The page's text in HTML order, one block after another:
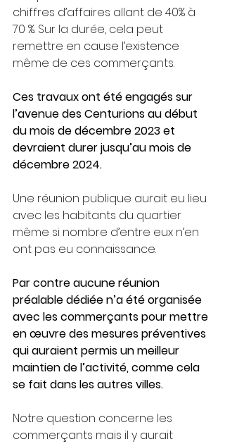
chiffres d’affaires allant de 40% à
70 %. Sur la durée, cela peut
remettre en cause l’existence
même de ces commerçants.
Ces travaux ont été engagés sur
l’avenue des Centurions au début
du mois de décembre 2023 et
devraient durer jusqu’au mois de
décembre 2024.
Une réunion publique aurait eu lieu
avec les habitants du quartier
même si nombre d’entre eux n’en
ont pas eu connaissance.
Par contre aucune réunion
préalable dédiée n’a été organisée
avec les commerçants pour mettre
en œuvre des mesures préventives
qui auraient permis un meilleur
maintien de l’activité, comme cela
se fait dans les autres villes.
Notre question concerne les
commerçants mais il y aurait